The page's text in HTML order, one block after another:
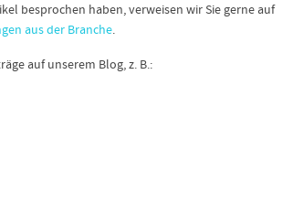
besprochen haben, verweisen wir Sie gerne auf
aus der Branche.
auf unserem Blog, z. B.: